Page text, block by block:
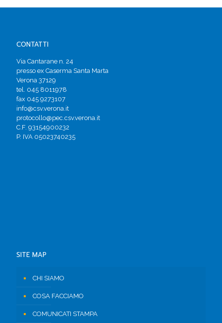
CONTATTI
Via Cantarane n. 24
presso ex Caserma Santa Marta
Verona 37129
tel. 045 8011978
fax 045 9273107
info@csv.verona.it
protocollo@pec.csv.verona.it
C.F. 93154900232
P. IVA 05023740235
SITE MAP
CHI SIAMO
COSA FACCIAMO
COMUNICATI STAMPA